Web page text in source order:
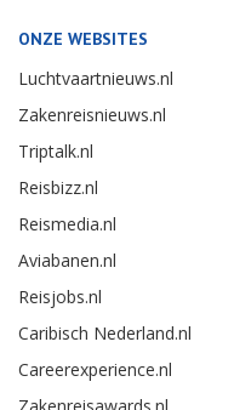
ONZE WEBSITES
Luchtvaartnieuws.nl
Zakenreisnieuws.nl
Triptalk.nl
Reisbizz.nl
Reismedia.nl
Aviabanen.nl
Reisjobs.nl
Caribisch Nederland.nl
Careerexperience.nl